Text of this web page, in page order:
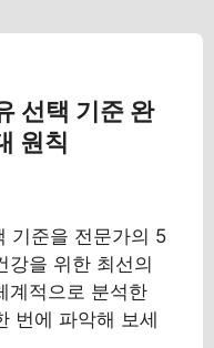
선택 기준 완
원칙
기준을 전문가의 5
강을 위한 최선의
계적으로 분석한
번에 파악해 보세